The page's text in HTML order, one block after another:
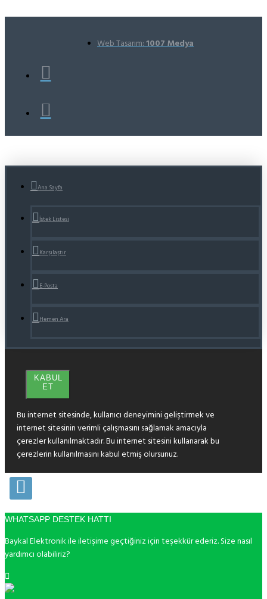
Web Tasarım:1007 Medya
Ana Sayfa
İstek Listesi
Karşılaştır
E-Posta
Hemen Ara
KABUL
ET
Bu internet sitesinde, kullanıcı deneyimini geliştirmek ve
internet sitesinin verimli çalışmasını sağlamak amacıyla
çerezler kullanılmaktadır. Bu internet sitesini kullanarak bu
çerezlerin kullanılmasını kabul etmiş olursunuz.
WHATSAPP DESTEK HATTI
Baykal Elektronik ile iletişime geçtiğiniz için teşekkür ederiz. Size nasıl
yardımcı olabiliriz?